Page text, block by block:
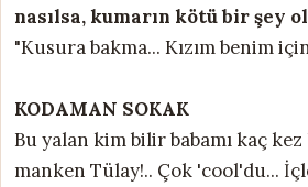
nasılsa, kumarın kötü bir şey
"Kusura bakma... Kızım benim
KODAMAN SOKAK
Bu yalan kim bilir babamı kaç kez
manken Tülay!.. Çok 'cool'du...